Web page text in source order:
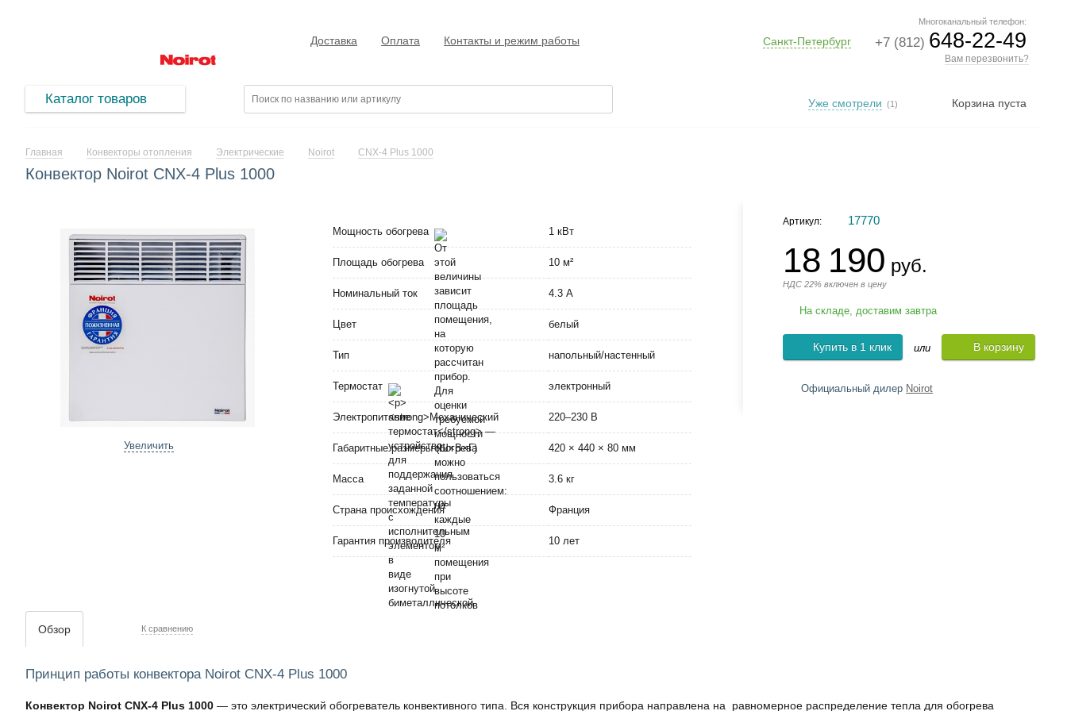
Многоканальный телефон:
+7 (812) 648-22-49
Вам перезвонить?
Санкт-Петербург
Доставка Оплата Контакты и режим работы
Каталог товаров Корзина пуста
Уже смотрели (1)
Главная Конвекторы отопления Электрические Noirot CNX-4 Plus 1000
Конвектор Noirot CNX-4 Plus 1000
Увеличить
Мощность обогрева 1 кВт
Площадь обогрева 10 м²
Номинальный ток 4.3 А
Цвет белый
Тип напольный/настенный
Термостат электронный
Электропитание 220–230 В
Габаритные размеры (Ш×В×Г) 420 × 440 × 80 мм
Масса 3.6 кг
Страна происхождения Франция
Гарантия производителя 10 лет
Артикул: 17770
18 190 руб.
НДС 22% включен в цену
На складе, доставим завтра
Купить в 1 клик или В корзину
Официальный дилер Noirot
Обзор К сравнению
Принцип работы конвектора Noirot CNX-4 Plus 1000
Конвектор Noirot CNX-4 Plus 1000 — это электрический обогреватель конвективного типа. Вся конструкция прибора направлена на равномерное распределение тепла для обогрева